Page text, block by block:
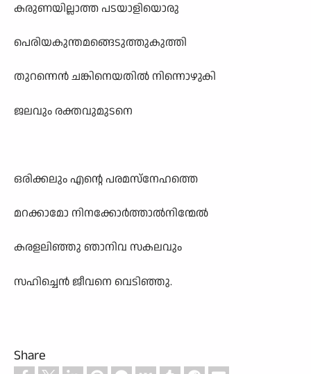
കരുണയില്ലാത്ത പടയാളിയൊരു
പെരിയകുന്തമങ്ങെടുത്തുകുത്തി
തുറന്നെൻ ചങ്കിനെയതിൽ നിന്നൊഴുകി
ജലവും രക്തവുമുടനെ
ഒരിക്കലും എന്റെ പരമസ്നേഹത്തെ
മറക്കാമോ നിനക്കോർത്താൽനിന്മേൽ
കരളലിഞ്ഞു ഞാനിവ സകലവും
സഹിച്ചെൻ ജീവനെ വെടിഞ്ഞു.
Share